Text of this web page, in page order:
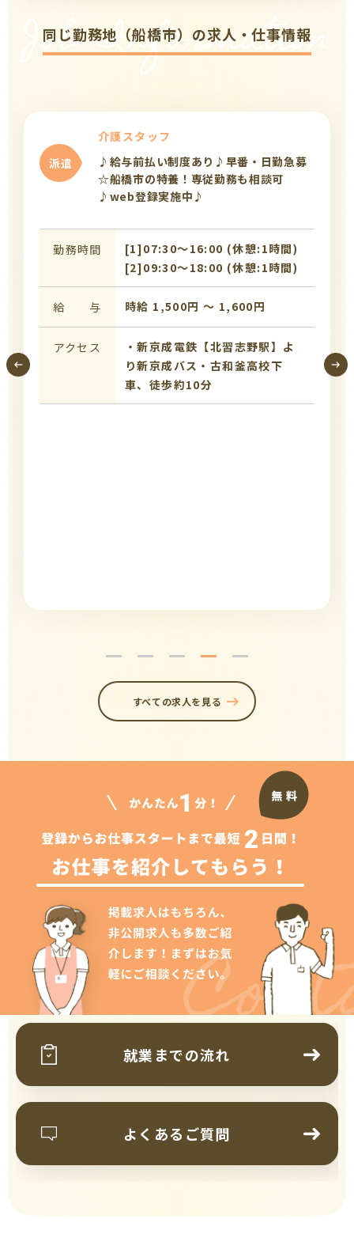
Job Information
同じ勤務地（船橋市）の求人・仕事情報
派遣
介護スタッフ
♪給与前払い制度あり♪早番・日勤急募
☆船橋市の特養！専従勤務も相談可
♪web登録実施中♪
勤務時間
[1]07:30〜16:00 (休憩:1時間)
[2]09:30〜18:00 (休憩:1時間)
給 与 時給 1,500円 〜 1,600円
アクセス
・新京成電鉄【北習志野駅】よ
り新京成バス・古和釜高校下
車、徒歩約10分
すべての求人を見る
就業までの流れ
よくあるご質問